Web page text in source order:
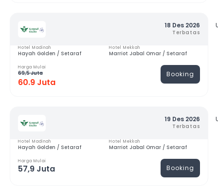
18 Des 2026
Terbatas
Hotel Madinah
Hayah Golden / Setaraf
Hotel Mekkah
Marriot Jabal Omar / Setaraf
Harga Mulai
69,5 Juta
60.9 Juta
Booking
19 Des 2026
Terbatas
Hotel Madinah
Hayah Golden / Setaraf
Hotel Mekkah
Marriot Jabal Omar / Setaraf
Harga Mulai
57,9 Juta Booking